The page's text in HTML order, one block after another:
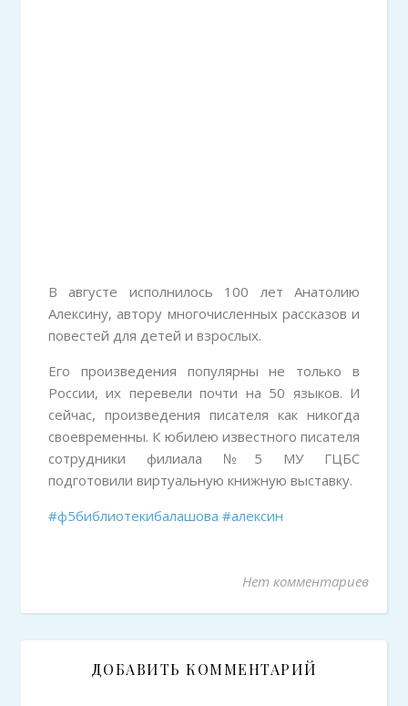
В августе исполнилось 100 лет Анатолию
Алексину, автору многочисленных рассказов и
повестей для детей и взрослых.
Его произведения популярны не только в
России, их перевели почти на 50 языков. И
сейчас, произведения писателя как никогда
своевременны. К юбилею известного писателя
сотрудники филиала №5 МУ ГЦБС
подготовили виртуальную книжную выставку.
#ф5библиотекибалашова #алексин
Нет комментариев
ДОБАВИТЬ КОММЕНТАРИЙ